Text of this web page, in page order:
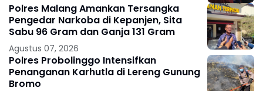
Polres Malang Amankan Tersangka
Pengedar Narkoba di Kepanjen, Sita
Sabu 96 Gram dan Ganja 131 Gram
Agustus 07, 2026
Polres Probolinggo Intensifkan
Penanganan Karhutla di Lereng Gunung
Bromo